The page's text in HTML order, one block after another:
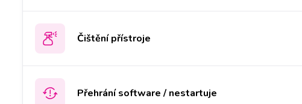
Čištění přístroje
Přehrání software / nestartuje